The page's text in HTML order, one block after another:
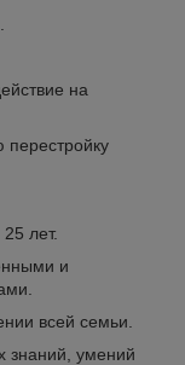
на
лет.
и
всей семьи.
знаний, умений